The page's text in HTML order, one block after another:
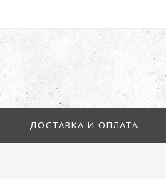
ДОСТАВКА И ОПЛАТА